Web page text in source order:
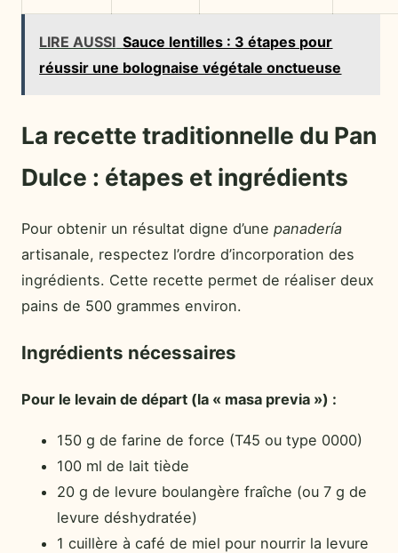
LIRE AUSSI Sauce lentilles : 3 étapes pour
réussir une bolognaise végétale onctueuse
La recette traditionnelle du Pan
Dulce : étapes et ingrédients
Pour obtenir un résultat digne d’une panadería
artisanale, respectez l’ordre d’incorporation des
ingrédients. Cette recette permet de réaliser deux
pains de 500 grammes environ.
Ingrédients nécessaires
Pour le levain de départ (la « masa previa ») :
150 g de farine de force (T45 ou type 0000)
100 ml de lait tiède
20 g de levure boulangère fraîche (ou 7 g de
levure déshydratée)
1 cuillère à café de miel pour nourrir la levure